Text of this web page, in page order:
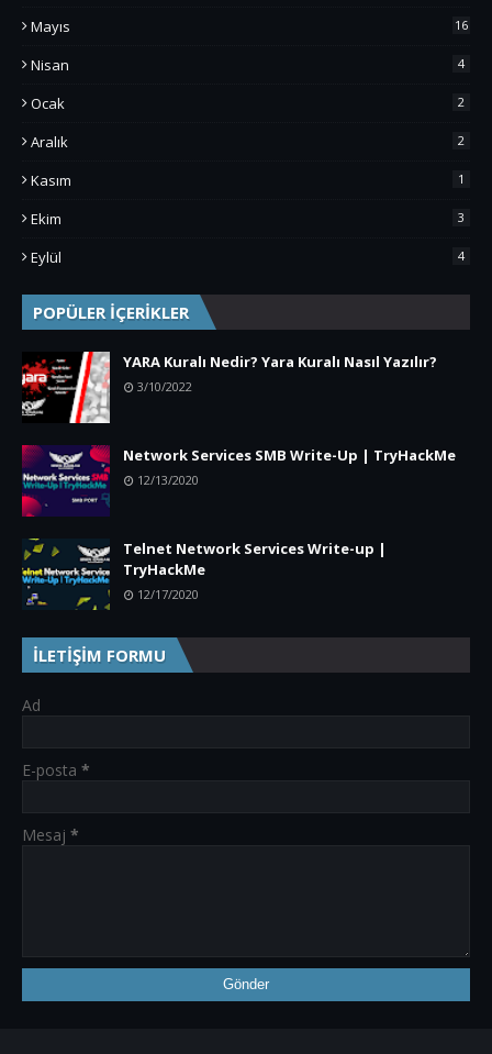
Mayıs 16
Nisan 4
Ocak 2
Aralık 2
Kasım 1
Ekim 3
Eylül 4
POPÜLER İÇERİKLER
YARA Kuralı Nedir? Yara Kuralı Nasıl Yazılır?
3/10/2022
Network Services SMB Write-Up | TryHackMe
12/13/2020
Telnet Network Services Write-up |
TryHackMe
12/17/2020
İLETİŞİM FORMU
Ad
E-posta *
Mesaj *